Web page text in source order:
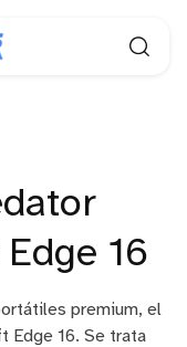
16
premium, el
Edge 16. Se trata